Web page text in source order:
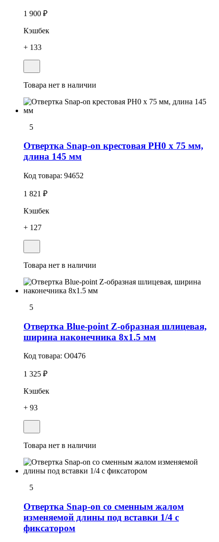
1 900 ₽
Кэшбек
+ 133
Товара нет в наличии
5
Отвертка Snap-on крестовая РН0 x 75 мм,
длина 145 мм
Код товара: 94652
1 821 ₽
Кэшбек
+ 127
Товара нет в наличии
5
Отвертка Blue-point Z-образная шлицевая,
ширина наконечника 8x1.5 мм
Код товара: O0476
1 325 ₽
Кэшбек
+ 93
Товара нет в наличии
5
Отвертка Snap-on со сменным жалом
изменяемой длины под вставки 1/4 с
фиксатором